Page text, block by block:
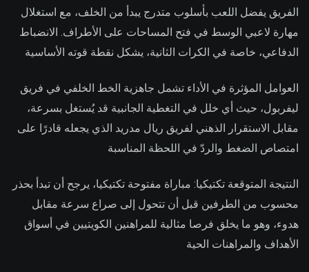
الفريق يفضل اللعب بأسلوب متدرج يبدأ من الخلف، مع استغلال
مهارة لاعبي الوسط في فتح المساحات على الأطراف. الانضباط
الدفاعي، خاصة في الكرات الثانية، يشكل نقطة قوته الأساسية
العوامل المؤثرة في الأداء تشمل جاهزية الخط الخلفي في فريق
ليفربول، حيث أي خلل في التغطية الجانبية قد يُستغل بسرعة،
مقابل الاستقرار الذهني لفريق ريال مدريد الذي يجعله قادرًا على
امتصاص الضغط والردّ في اللحظة المناسبة
النتيجة المتوقعة تكتيكيا: مباراة مفتوحة تكتيكيا، يرجح أن تبدأ بحذر
محسوب من الطرفين قبل أن تتحول إلى صراع سرعة مقابل
هدوء، وهو ما يخلق فرصا مثالية للمراهنين الكويتيين في أسواق
الأهداف والمراهنات الحية